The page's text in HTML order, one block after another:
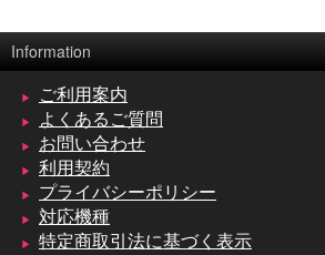
Information
ご利用案内
よくあるご質問
お問い合わせ
利用契約
プライバシーポリシー
対応機種
特定商取引法に基づく表示